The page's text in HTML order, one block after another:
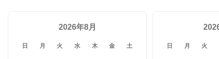
2026年8月
日 月 火 水 木 金 土 日 月 火